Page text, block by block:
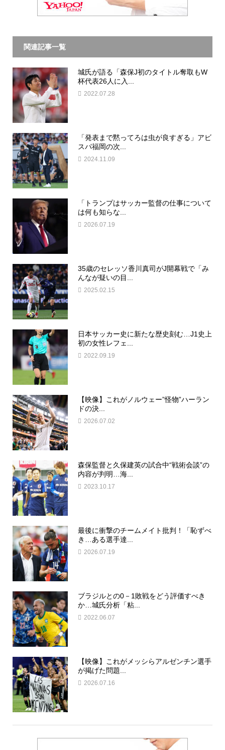
関連記事一覧
城氏が語る「森保J初のタイトル奪取もW
杯代表26人に入...
2022.07.28
「発表まで黙ってろは虫が良すぎる」アビ
スパ福岡の次...
2024.11.09
「トランプはサッカー監督の仕事について
は何も知らな...
2026.07.19
35歳のセレッソ香川真司がJ開幕戦で「み
んなが疑いの目...
2025.02.15
日本サッカー史に新たな歴史刻む…J1史上
初の女性レフェ...
2022.09.19
【映像】これがノルウェー”怪物”ハーラン
ドの決...
2026.07.02
森保監督と久保建英の試合中“戦術会談”の
内容が判明…海...
2023.10.17
最後に衝撃のチームメイト批判！「恥ずべ
き…ある選手達...
2026.07.19
ブラジルとの0－1敗戦をどう評価すべき
か…城氏分析「粘...
2022.06.07
【映像】これがメッシらアルゼンチン選手
が掲げた問題...
2026.07.16